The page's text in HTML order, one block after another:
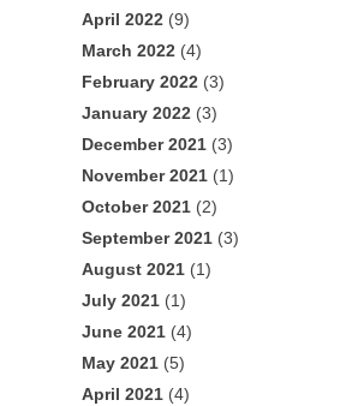
April 2022 (9)
March 2022 (4)
February 2022 (3)
January 2022 (3)
December 2021 (3)
November 2021 (1)
October 2021 (2)
September 2021 (3)
August 2021 (1)
July 2021 (1)
June 2021 (4)
May 2021 (5)
April 2021 (4)